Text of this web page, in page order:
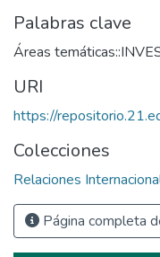
Palabras clave
Áreas
URI
https://
Colecciones
Relaciones
Página completa